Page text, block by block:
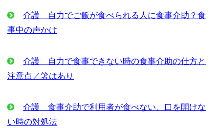
介護 自力でご飯が食べられる人に食事介助？食
事中の声かけ
介護 自力で食事できない時の食事介助の仕方と
注意点／箸はあり
介護 食事介助で利用者が食べない、口を開けな
い時の対処法